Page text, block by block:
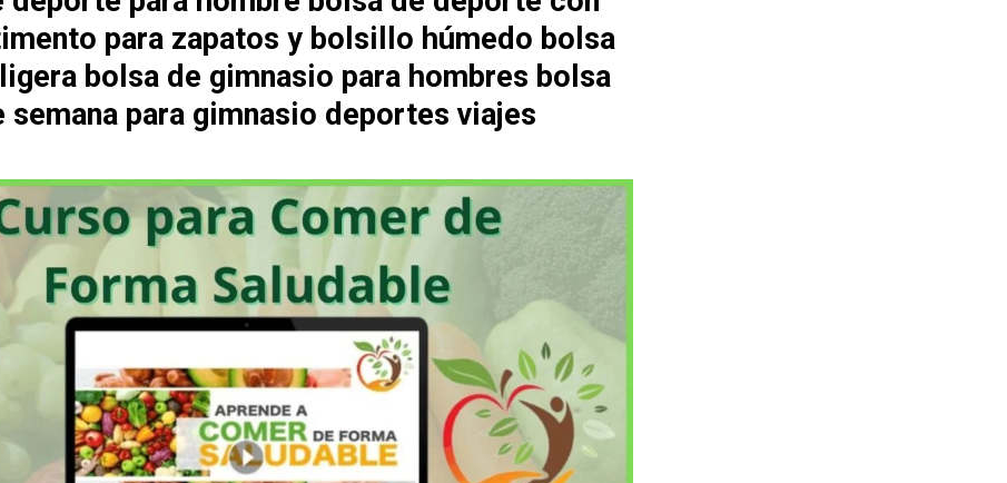
para zapatos y bolsillo húmedo bolsa
bolsa de gimnasio para hombres bolsa
semana para gimnasio deportes viajes